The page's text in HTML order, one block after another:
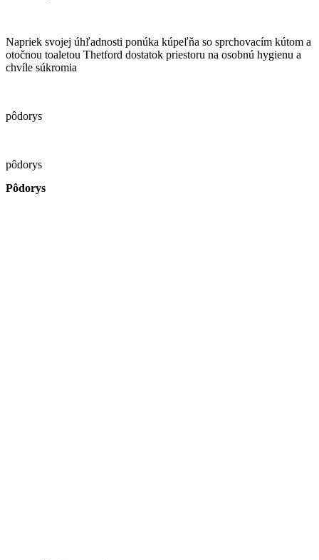
Napriek svojej úhľadnosti ponúka kúpeľňa so sprchovacím kútom a
otočnou toaletou Thetford dostatok priestoru na osobnú hygienu a
chvíle súkromia
pôdorys
pôdorys
Pôdorys